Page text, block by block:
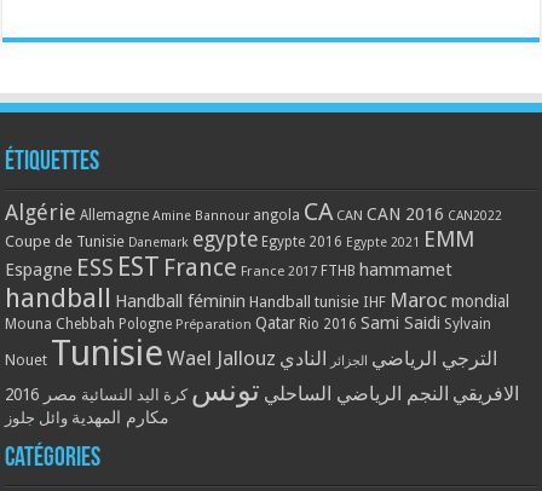
Étiquettes
Algérie Allemagne Amine Bannour angola CA CAN CAN 2016 CAN2022
Coupe de Tunisie Danemark egypte Egypte 2016 Egypte 2021 EMM
Espagne ESS EST France France 2017 FTHB hammamet
handball Handball féminin Handball tunisie IHF Maroc mondial
Mouna Chebbah Pologne Préparation Qatar Rio 2016 Sami Saidi Sylvain
Nouet Tunisie Wael Jallouz الترجي الرياضي الجزائر النادي
الافريقي النجم الرياضي الساحلي تونس كرة اليد النسائية مصر 2016
مكارم المهدية وائل جلوز
Catégories